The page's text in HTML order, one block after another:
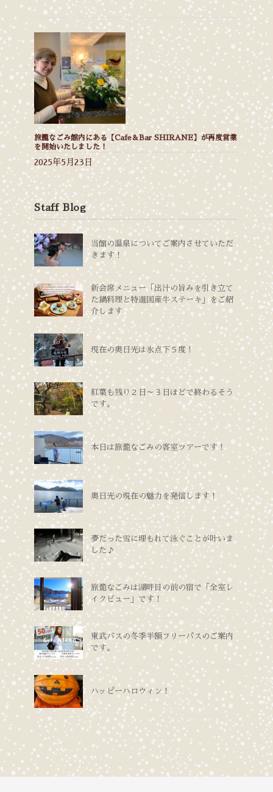
旅籠なごみ館内にある【Cafe＆Bar SHIRANE】が再度営業
を開始いたしました！
2025年5月23日
Staff Blog
当館の温泉についてご案内させていただ
きます！
新会席メニュー「出汁の旨みを引き立て
た鍋料理と特選国産牛ステーキ」をご紹
介します
現在の奥日光は氷点下５度！
紅葉も残り２日～３日ほどで終わるそう
です。
本日は旅籠なごみの客室ツアーです！
奥日光の現在の魅力を発信します！
夢だった雪に埋もれて泳ぐことが叶いま
した♪
旅籠なごみは湖畔目の前の宿で「全室レ
イクビュー」です！
東武バスの冬季半額フリーパスのご案内
です。
ハッピーハロウィン！